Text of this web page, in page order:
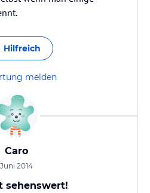
Hilfreich
melden
Caro
Juni 2014
sehenswert!